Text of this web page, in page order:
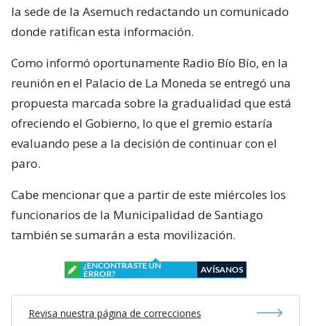
la sede de la Asemuch redactando un comunicado
donde ratifican esta información.
Como informó oportunamente Radio Bío Bío, en la
reunión en el Palacio de La Moneda se entregó una
propuesta marcada sobre la gradualidad que está
ofreciendo el Gobierno, lo que el gremio estaría
evaluando pese a la decisión de continuar con el
paro.
Cabe mencionar que a partir de este miércoles los
funcionarios de la Municipalidad de Santiago
también se sumarán a esta movilización.
¿ENCONTRASTE UN
ERROR?
AVÍSANOS
Revisa nuestra página de correcciones